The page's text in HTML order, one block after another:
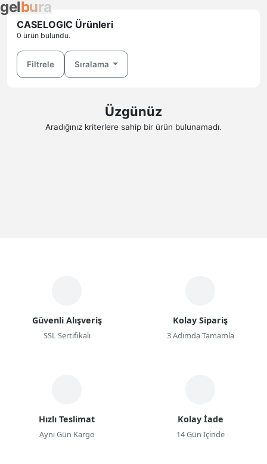
gelbura
CASELOGIC Ürünleri
0 ürün bulundu.
Filtrele Sıralama
Üzgünüz
Aradığınız kriterlere sahip bir ürün bulunamadı.
Güvenli Alışveriş
SSL Sertifikalı
Kolay Sipariş
3 Adımda Tamamla
Hızlı Teslimat
Aynı Gün Kargo
Kolay İade
14 Gün İçinde